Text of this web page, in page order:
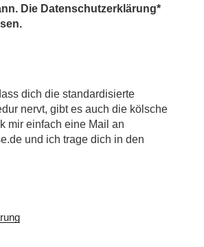
Die Datenschutzerklärung*
dich die standardisierte
nervt, gibt es auch die kölsche
mir einfach eine Mail an
und ich trage dich in den